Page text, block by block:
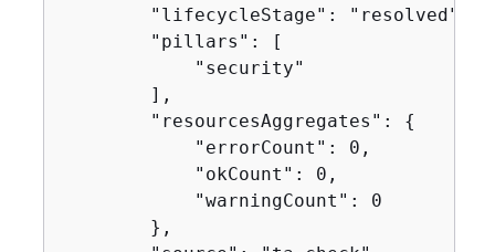
        "lifecycleStage": "resolved",
        "pillars": [
            "security"
        ],
        "resourcesAggregates":
{
            "errorCount": 0,
            "okCount": 0,
            "warningCount": 0
        },